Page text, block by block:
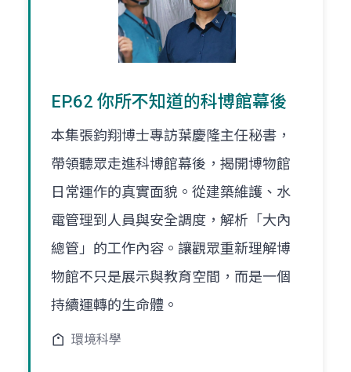
EP.62 你所不知道的科博館幕後
本集張鈞翔博士專訪葉慶隆主任秘書，
帶領聽眾走進科博館幕後，揭開博物館
日常運作的真實面貌。從建築維護、水
電管理到人員與安全調度，解析「大內
總管」的工作內容。讓觀眾重新理解博
物館不只是展示與教育空間，而是一個
持續運轉的生命體。
環境科學